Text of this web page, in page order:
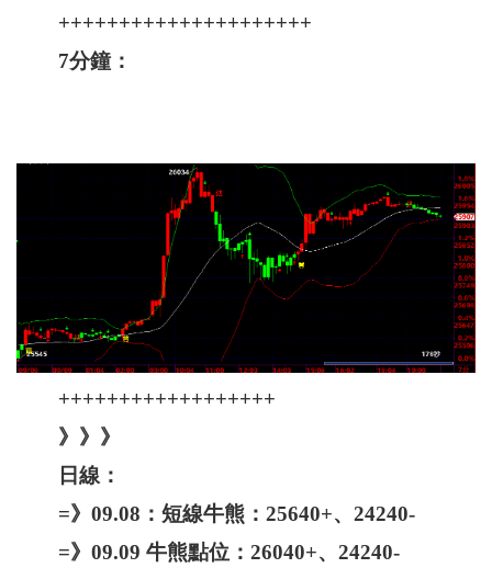
+++++++++++++++++++++
7分鐘：
++++++++++++++++++
》》》
日線：
=》09.08：短線牛熊：25640+、24240-
=》09.09 牛熊點位：26040+、24240-